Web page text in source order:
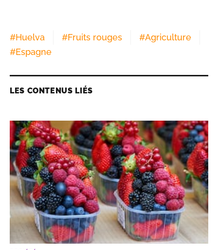
#Huelva #Fruits rouges #Agriculture
#Espagne
LES CONTENUS LIÉS